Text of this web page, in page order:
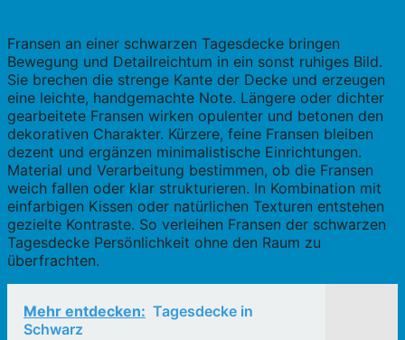
Fransen an einer schwarzen Tagesdecke bringen
Bewegung und Detailreichtum in ein sonst ruhiges Bild.
Sie brechen die strenge Kante der Decke und erzeugen
eine leichte, handgemachte Note. Längere oder dichter
gearbeitete Fransen wirken opulenter und betonen den
dekorativen Charakter. Kürzere, feine Fransen bleiben
dezent und ergänzen minimalistische Einrichtungen.
Material und Verarbeitung bestimmen, ob die Fransen
weich fallen oder klar strukturieren. In Kombination mit
einfarbigen Kissen oder natürlichen Texturen entstehen
gezielte Kontraste. So verleihen Fransen der schwarzen
Tagesdecke Persönlichkeit ohne den Raum zu
überfrachten.
Mehr entdecken: Tagesdecke in
Schwarz